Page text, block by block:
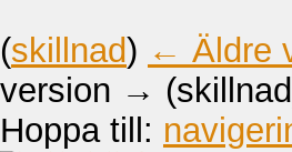
(skillnad) ← Äldre
version →
Hoppa till: